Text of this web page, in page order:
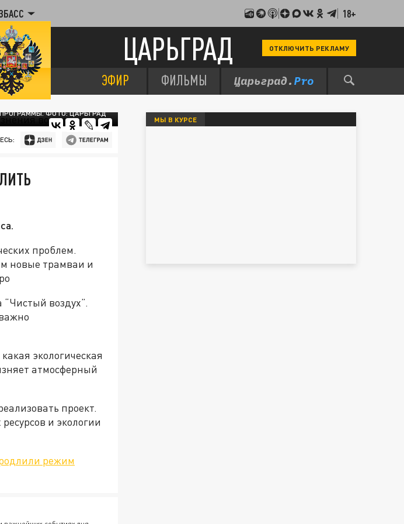
18+
ЦАРЬГРАД ОТКЛЮЧИТЬ РЕКЛАМУ
ЭФИР ФИЛЬМЫ
ФОТО: ЦАРЬГРАД
проблем.
новые трамваи и
воздух”.
экологическая
атмосферный
проект.
и экологии
режим
МЫ В КУРСЕ